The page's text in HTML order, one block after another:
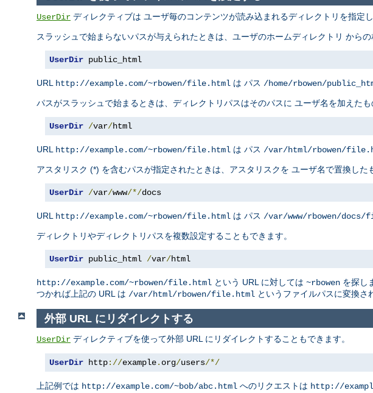
UserDir ディレクティブは ユーザ毎のコンテンツが読み込まれるディレクトリを指定
スラッシュで始まらないパスが与えられたときは、ユーザのホームディレクトリ から
UserDir public_html
URL http://example.com/~rbowen/file.html は パス /home/rbowen/
パスがスラッシュで始まるときは、ディレクトリパスはそのパスに ユーザ名を加えた
UserDir /var/html
URL http://example.com/~rbowen/file.html は パス /var/html/rbowen/
アスタリスク (*) を含むパスが指定されたときは、アスタリスクを ユーザ名で置換し
UserDir /var/www/*/docs
URL http://example.com/~rbowen/file.html は パス /var/www/rbowen/
ディレクトリやディレクトリパスを複数設定することもできます。
UserDir public_html /var/html
http://example.com/~rbowen/file.html という URL に対しては ~rbowen を探し
つかれば上記の URL は /var/html/rbowen/file.html というファイルパスに変換さ
外部 URL にリダイレクトする
UserDir ディレクティブを使って外部 URL にリダイレクトすることもできます。
UserDir http://example. org/users/*/
上記例では http://example.com/~bob/abc.html へのリクエストは http://